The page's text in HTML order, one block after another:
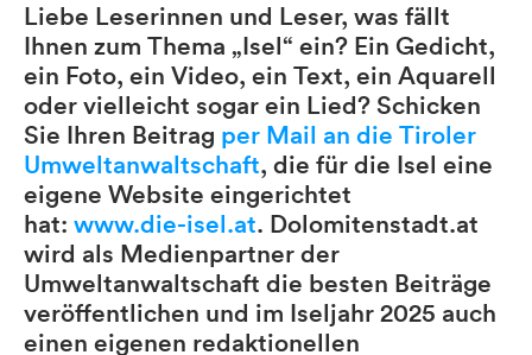
Liebe Leserinnen und Leser, was fällt
Ihnen zum Thema „Isel“ ein? Ein Gedicht,
ein Foto, ein Video, ein Text, ein Aquarell
oder vielleicht sogar ein Lied? Schicken
Sie Ihren Beitrag per Mail an die Tiroler
Umweltanwaltschaft, die für die Isel eine
eigene Website eingerichtet
hat: www.die-isel.at. Dolomitenstadt.at
wird als Medienpartner der
Umweltanwaltschaft die besten Beiträge
veröffentlichen und im Iseljahr 2025 auch
einen eigenen redaktionellen